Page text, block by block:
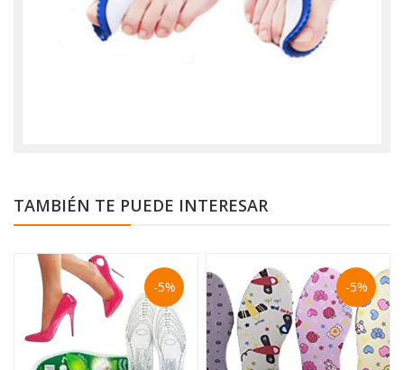
TAMBIÉN TE PUEDE INTERESAR
-5% -5%